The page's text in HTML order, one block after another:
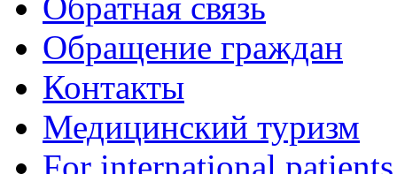
Обратная связь
Обращение граждан
Контакты
Медицинский туризм